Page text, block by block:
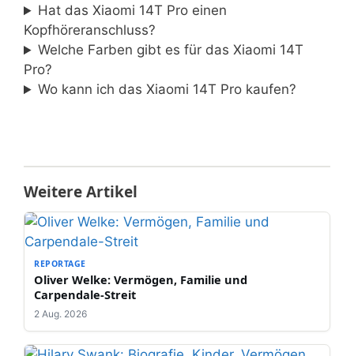
Hat das Xiaomi 14T Pro einen
Kopfhöreranschluss?
Welche Farben gibt es für das Xiaomi 14T
Pro?
Wo kann ich das Xiaomi 14T Pro kaufen?
Weitere Artikel
REPORTAGE
Oliver Welke: Vermögen, Familie und
Carpendale-Streit
2 Aug. 2026